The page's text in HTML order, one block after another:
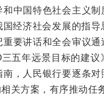
中国特色社会主义
经济社会发展的指导
要讲话和全会审议
五年远景目标的建议
，人民银行要逐条对
关方案，有序推动任